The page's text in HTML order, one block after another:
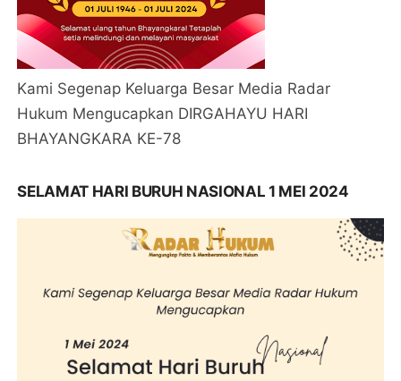
Kami Segenap Keluarga Besar Media Radar
Hukum Mengucapkan DIRGAHAYU HARI
BHAYANGKARA KE-78
SELAMAT HARI BURUH NASIONAL 1 MEI 2024